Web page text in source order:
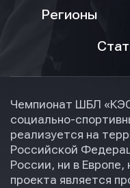
Регионы
Чемпионат ШБЛ
социально-
реализуется на
Российской
России, ни в
проекта является